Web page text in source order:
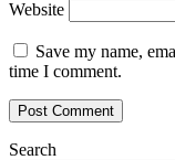
Website
Save my name,
time I comment.
Search